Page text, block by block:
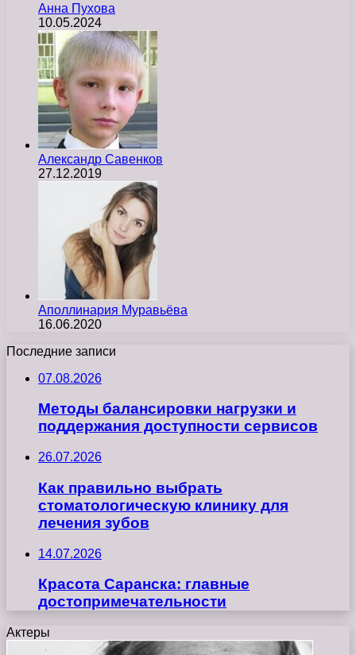
Анна Пухова
10.05.2024
Александр Савенков
27.12.2019
Аполлинария Муравьёва
16.06.2020
Последние записи
07.08.2026
Методы балансировки нагрузки и
поддержания доступности сервисов
26.07.2026
Как правильно выбрать
стоматологическую клинику для
лечения зубов
14.07.2026
Красота Саранска: главные
достопримечательности
Актеры